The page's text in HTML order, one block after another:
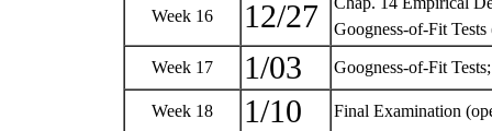
Week 16 12/27
Googness-of-Fit
Week 17 1/03 Googness-of-Fit
Week 18 1/10 Final Examination